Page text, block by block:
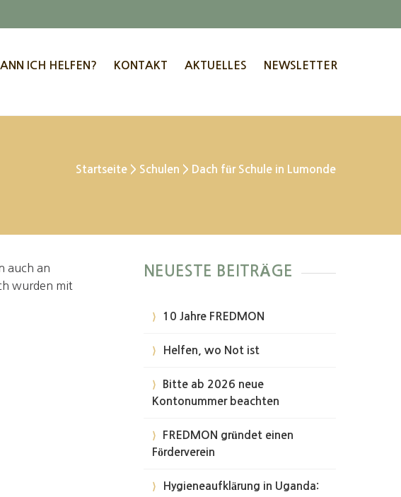
ICH HELFEN? KONTAKT AKTUELLES NEWSLETTER
Startseite > Schulen > Dach für Schule in Lumonde
auch an
wurden mit
NEUESTE BEITRÄGE
10 Jahre FREDMON
Helfen, wo Not ist
Bitte ab 2026 neue
Kontonummer beachten
FREDMON gründet einen
Förderverein
Hygieneaufklärung in Uganda: